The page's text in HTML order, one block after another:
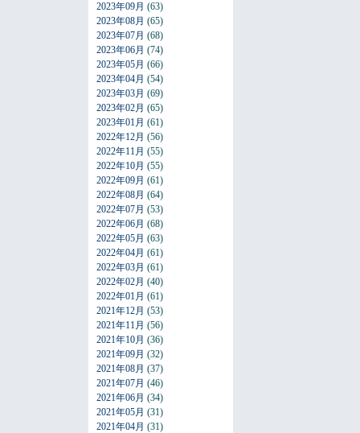
2023年09月 (63)
2023年08月 (65)
2023年07月 (68)
2023年06月 (74)
2023年05月 (66)
2023年04月 (54)
2023年03月 (69)
2023年02月 (65)
2023年01月 (61)
2022年12月 (56)
2022年11月 (55)
2022年10月 (55)
2022年09月 (61)
2022年08月 (64)
2022年07月 (53)
2022年06月 (68)
2022年05月 (63)
2022年04月 (61)
2022年03月 (61)
2022年02月 (40)
2022年01月 (61)
2021年12月 (53)
2021年11月 (56)
2021年10月 (36)
2021年09月 (32)
2021年08月 (37)
2021年07月 (46)
2021年06月 (34)
2021年05月 (31)
2021年04月 (31)